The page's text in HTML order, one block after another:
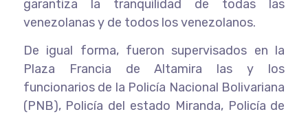
garantiza la tranquilidad de todas las
venezolanas y de todos los venezolanos.
De igual forma, fueron supervisados en la
Plaza Francia de Altamira las y los
funcionarios de la Policía Nacional Bolivariana
(PNB), Policía del estado Miranda, Policía de